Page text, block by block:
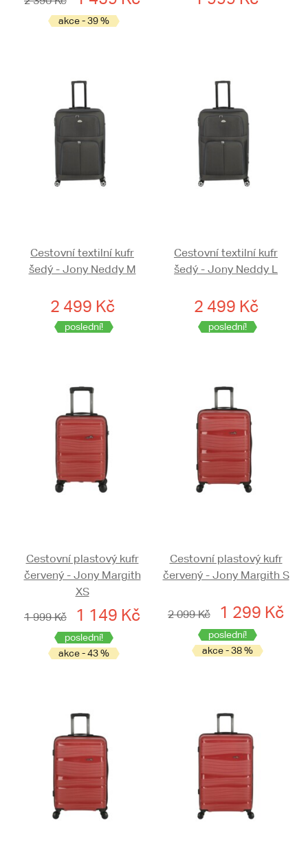
akce - 39 %
Cestovní textilní kufr
šedý - Jony Neddy M
2 499 Kč
poslední!
Cestovní textilní kufr
šedý - Jony Neddy L
2 499 Kč
poslední!
Cestovní plastový kufr
červený - Jony Margith
XS
1 999 Kč
1 149 Kč
poslední!
akce - 43 %
Cestovní plastový kufr
červený - Jony Margith S
2 099 Kč 1 299 Kč
poslední!
akce - 38 %